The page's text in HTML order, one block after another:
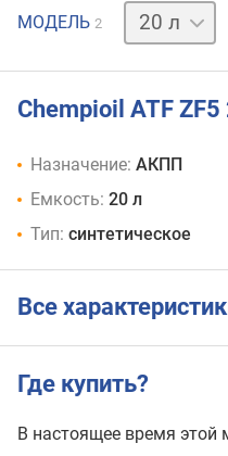
МОДЕЛЬ 2
1 л
Chempioil ATF ZF5
Назначение: АКПП
Емкость: 20 л
Тип: синтетическое
Все
Где купить?
В настоящее время этой